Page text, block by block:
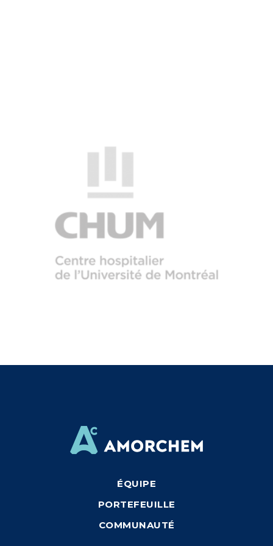
ÉQUIPE
PORTEFEUILLE
COMMUNAUTÉ